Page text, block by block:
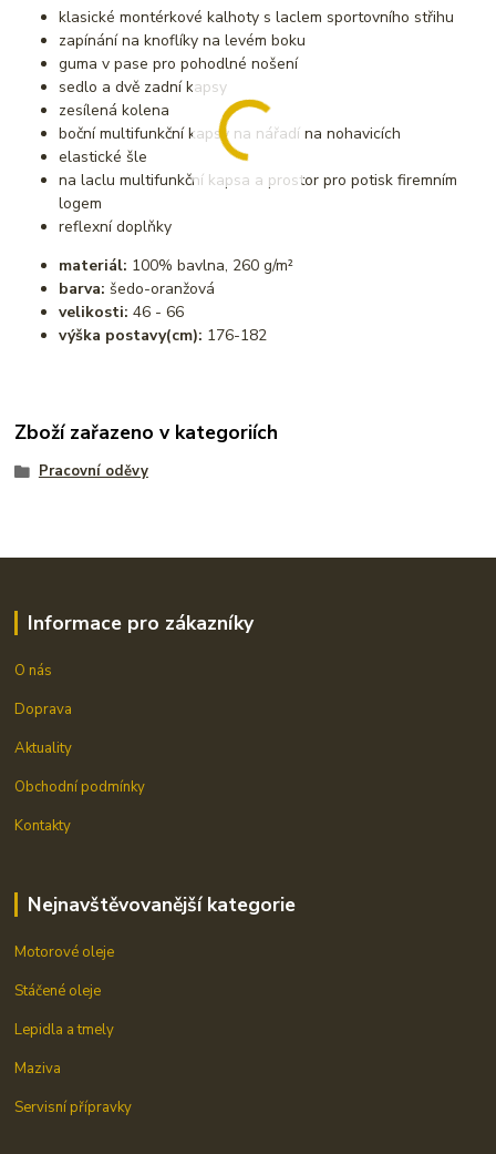
klasické montérkové kalhoty s laclem sportovního střihu
zapínání na knoflíky na levém boku
guma v pase pro pohodlné nošení
sedlo a dvě zadní kapsy
zesílená kolena
boční multifunkční kapsy na nářadí na nohavicích
elastické šle
na laclu multifunkční kapsa a prostor pro potisk firemním
logem
reflexní doplňky
materiál: 100% bavlna, 260 g/m²
barva: šedo-oranžová
velikosti: 46 - 66
výška postavy(cm): 176-182
Zboží zařazeno v kategoriích
Pracovní oděvy
Informace pro zákazníky
O nás
Doprava
Aktuality
Obchodní podmínky
Kontakty
Nejnavštěvovanější kategorie
Motorové oleje
Stáčené oleje
Lepidla a tmely
Maziva
Servisní přípravky